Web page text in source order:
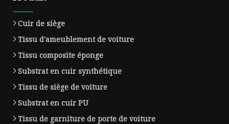
Cuir de siège
Tissu d'ameublement de voiture
Tissu composite éponge
Substrat en cuir synthétique
Tissu de siège de voiture
Substrat en cuir PU
Tissu de garniture de porte de voiture